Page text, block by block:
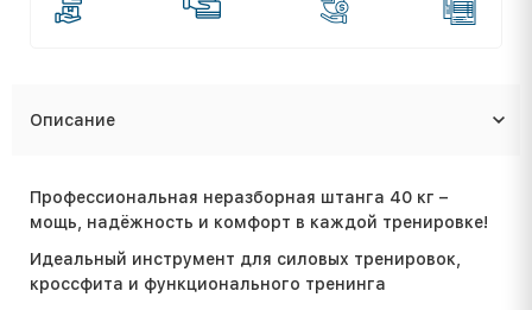
Описание
Профессиональная неразборная штанга 40 кг –
мощь, надёжность и комфорт в каждой тренировке!
Идеальный инструмент для силовых тренировок,
кроссфита и функционального тренинга